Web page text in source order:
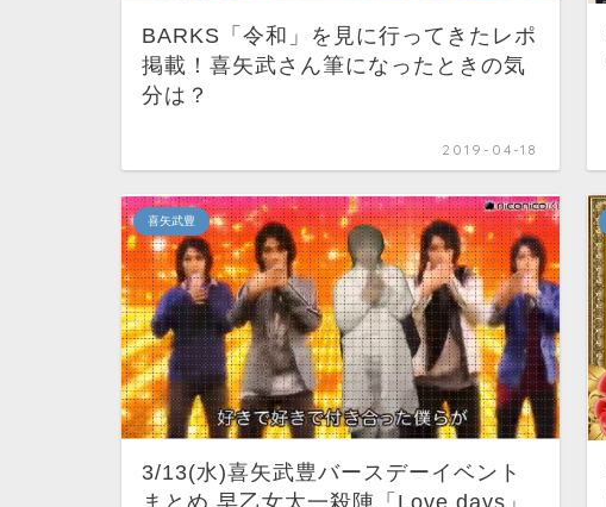
BARKS「令和」を見に行ってきたレポ
掲載！喜矢武さん筆になったときの気
分は？
2019-04-18
喜矢武豊
3/13(水)喜矢武豊バースデーイベント